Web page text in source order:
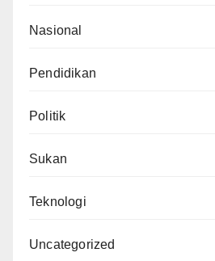
Nasional
Pendidikan
Politik
Sukan
Teknologi
Uncategorized